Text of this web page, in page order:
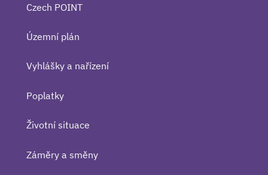
Czech POINT
Územní plán
Vyhlášky a nařízení
Poplatky
Životní situace
Záměry a směny